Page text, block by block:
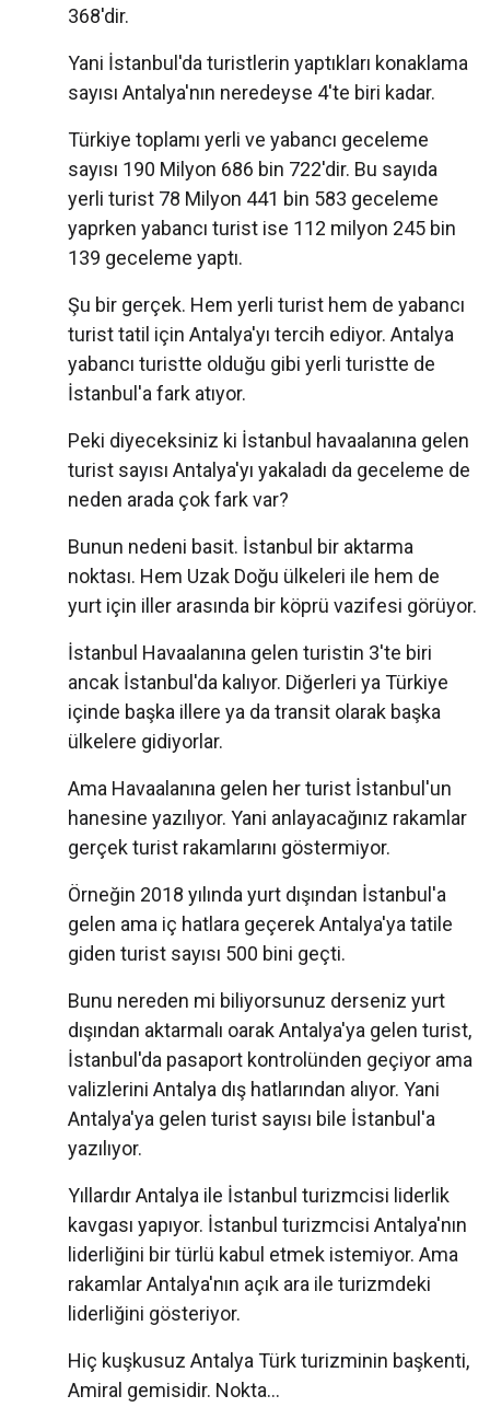
368'dir.
Yani İstanbul'da turistlerin yaptıkları konaklama
sayısı Antalya'nın neredeyse 4'te biri kadar.
Türkiye toplamı yerli ve yabancı geceleme
sayısı 190 Milyon 686 bin 722'dir. Bu sayıda
yerli turist 78 Milyon 441 bin 583 geceleme
yaprken yabancı turist ise 112 milyon 245 bin
139 geceleme yaptı.
Şu bir gerçek. Hem yerli turist hem de yabancı
turist tatil için Antalya'yı tercih ediyor. Antalya
yabancı turistte olduğu gibi yerli turistte de
İstanbul'a fark atıyor.
Peki diyeceksiniz ki İstanbul havaalanına gelen
turist sayısı Antalya'yı yakaladı da geceleme de
neden arada çok fark var?
Bunun nedeni basit. İstanbul bir aktarma
noktası. Hem Uzak Doğu ülkeleri ile hem de
yurt için iller arasında bir köprü vazifesi görüyor.
İstanbul Havaalanına gelen turistin 3'te biri
ancak İstanbul'da kalıyor. Diğerleri ya Türkiye
içinde başka illere ya da transit olarak başka
ülkelere gidiyorlar.
Ama Havaalanına gelen her turist İstanbul'un
hanesine yazılıyor. Yani anlayacağınız rakamlar
gerçek turist rakamlarını göstermiyor.
Örneğin 2018 yılında yurt dışından İstanbul'a
gelen ama iç hatlara geçerek Antalya'ya tatile
giden turist sayısı 500 bini geçti.
Bunu nereden mi biliyorsunuz derseniz yurt
dışından aktarmalı oarak Antalya'ya gelen turist,
İstanbul'da pasaport kontrolünden geçiyor ama
valizlerini Antalya dış hatlarından alıyor. Yani
Antalya'ya gelen turist sayısı bile İstanbul'a
yazılıyor.
Yıllardır Antalya ile İstanbul turizmcisi liderlik
kavgası yapıyor. İstanbul turizmcisi Antalya'nın
liderliğini bir türlü kabul etmek istemiyor. Ama
rakamlar Antalya'nın açık ara ile turizmdeki
liderliğini gösteriyor.
Hiç kuşkusuz Antalya Türk turizminin başkenti,
Amiral gemisidir. Nokta...